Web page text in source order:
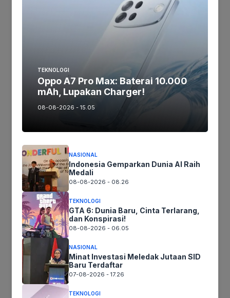
16GB/1TB (Rp34.999.000), 12GB/512GB
(Rp31.499.000), dan 12GB/256GB
(Rp28.499.000) dengan pilihan warna Blue
Shadow, Silver Shadow, Jetblack, dan Mint
Jika keberatan atau harus diedit baik
Terima Kasih
Tags:
Ikuti kami :
Tinggalkan komentar
Komentar
TEKNOLOGI
Oppo A7 Pro Max: Baterai 10.000
mAh, Lupakan Charger!
08-08-2026 - 15.05
NASIONAL
Indonesia Gemparkan Dunia AI Raih
Medali
08-08-2026 - 08.26
TEKNOLOGI
GTA 6: Dunia Baru, Cinta Terlarang,
dan Konspirasi!
08-08-2026 - 06.05
NASIONAL
Minat Investasi Meledak Jutaan SID
Baru Terdaftar
07-08-2026 - 17.26
TEKNOLOGI